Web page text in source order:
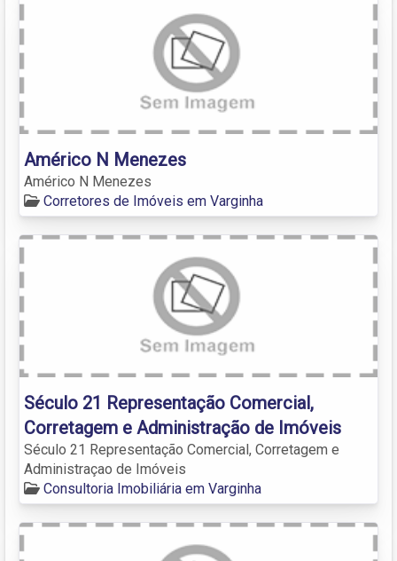
Américo N Menezes
Américo N Menezes
Corretores de Imóveis em Varginha
Século 21 Representação Comercial,
Corretagem e Administração de Imóveis
Século 21 Representação Comercial, Corretagem e
Administraçao de Imóveis
Consultoria Imobiliária em Varginha